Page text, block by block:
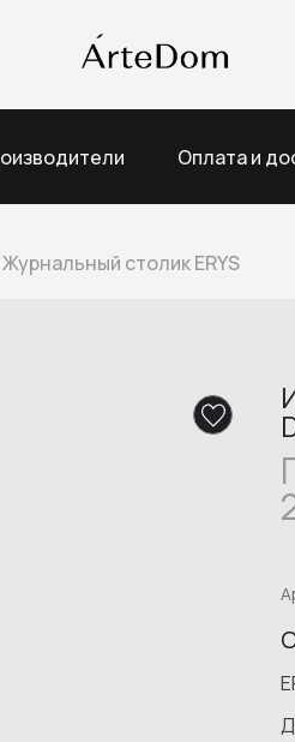
Оплата и
Журнальный столик ERYS